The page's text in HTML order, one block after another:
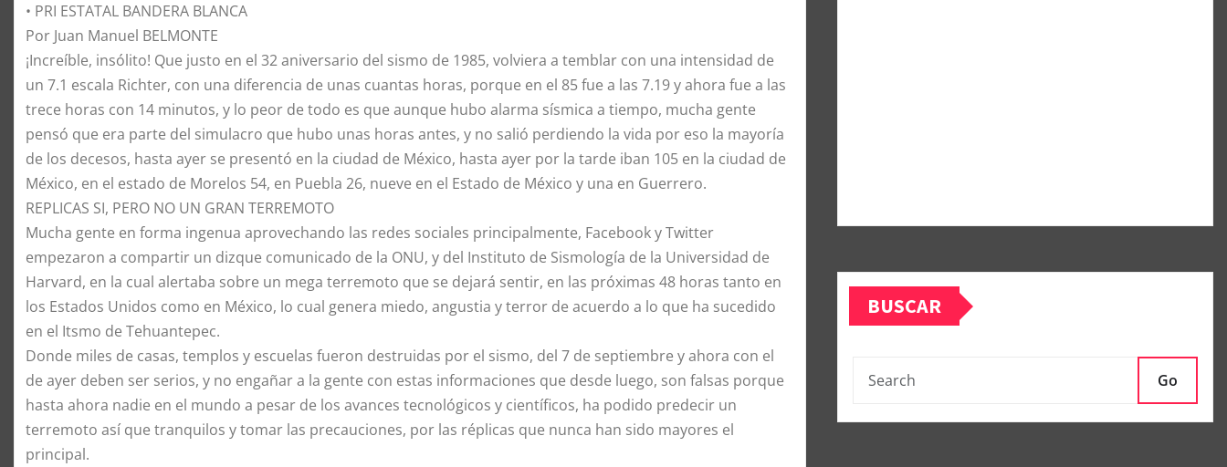
• PRI ESTATAL BANDERA BLANCA
Por Juan Manuel BELMONTE
​¡Increíble, insólito! Que justo en el 32 aniversario del sismo de 1985, volviera a temblar con una intensidad de
un 7.1 escala Richter, con una diferencia de unas cuantas horas, porque en el 85 fue a las 7.19 y ahora fue a las
trece horas con 14 minutos, y lo peor de todo es que aunque hubo alarma sísmica a tiempo, mucha gente
pensó que era parte del simulacro que hubo unas horas antes, y no salió perdiendo la vida por eso la mayoría
de los decesos, hasta ayer se presentó en la ciudad de México, hasta ayer por la tarde iban 105 en la ciudad de
México, en el estado de Morelos 54, en Puebla 26, nueve en el Estado de México y una en Guerrero.
​REPLICAS SI, PERO NO UN GRAN TERREMOTO
Mucha gente en forma ingenua aprovechando las redes sociales principalmente, Facebook y Twitter
empezaron a compartir un dizque comunicado de la ONU, y del Instituto de Sismología de la Universidad de
Harvard, en la cual alertaba sobre un mega terremoto que se dejará sentir, en las próximas 48 horas tanto en
los Estados Unidos como en México, lo cual genera miedo, angustia y terror de acuerdo a lo que ha sucedido
en el Itsmo de Tehuantepec.
Donde miles de casas, templos y escuelas fueron destruidas por el sismo, del 7 de septiembre y ahora con el
de ayer deben ser serios, y no engañar a la gente con estas informaciones que desde luego, son falsas porque
hasta ahora nadie en el mundo a pesar de los avances tecnológicos y científicos, ha podido predecir un
terremoto así que tranquilos y tomar las precauciones, por las réplicas que nunca han sido mayores el
principal.
BUSCAR
Go